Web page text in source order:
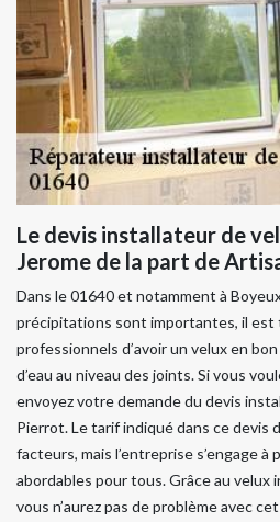
Le devis installateur de
Jerome de la part de
Dans le 01640 et notamment à
précipitations sont importantes, il est
professionnels d’avoir un velux en
d’eau au niveau des joints. Si vous
envoyez votre demande du devis
Pierrot. Le tarif indiqué dans ce devis
facteurs, mais l’entreprise s’engage
abordables pour tous. Grâce au velux
vous n’aurez pas de problème avec